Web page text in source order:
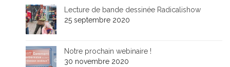
Lecture de bande dessinée Radicalishow
25 septembre 2020
Notre prochain webinaire !
30 novembre 2020